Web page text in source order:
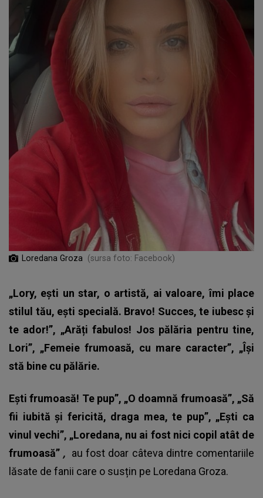
Loredana Groza (sursa foto: Facebook)
„Lory, ești un star, o artistă, ai valoare, îmi place
stilul tău, ești specială. Bravo! Succes, te iubesc și
te ador!”, „Arăți fabulos! Jos pălăria pentru tine,
Lori”, „Femeie frumoasă, cu mare caracter”, „Își
stă bine cu pălărie.
Ești frumoasă! Te pup”, „O doamnă frumoasă”, „Să
fii iubită și fericită, draga mea, te pup”, „Ești ca
vinul vechi”, „Loredana, nu ai fost nici copil atât de
frumoasă” , au fost doar câteva dintre comentariile
lăsate de fanii care o susțin pe Loredana Groza.